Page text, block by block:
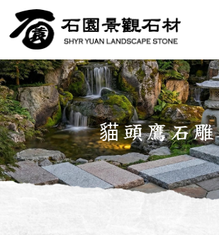
關於石園
石材&購物車
造景實績
貓頭鷹石雕